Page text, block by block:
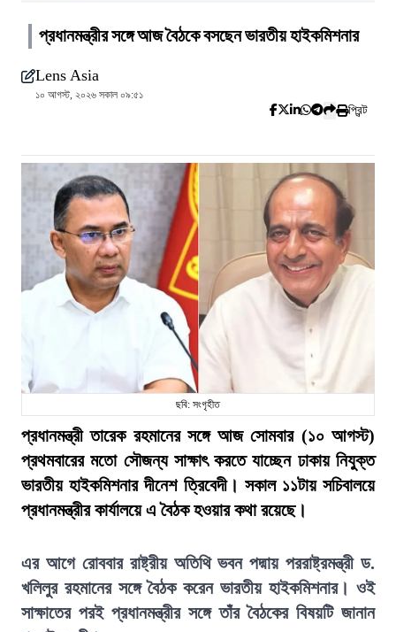
প্রধানমন্ত্রীর সঙ্গে আজ বৈঠকে বসছেন ভারতীয় হাইকমিশনার
Lens Asia
১০ আগস্ট, ২০২৬ সকাল ০৯:৫১
প্রিন্ট
ছবি: সংগৃহীত
প্রধানমন্ত্রী তারেক রহমানের সঙ্গে আজ সোমবার (১০ আগস্ট)
প্রথমবারের মতো সৌজন্য সাক্ষাৎ করতে যাচ্ছেন ঢাকায় নিযুক্ত
ভারতীয় হাইকমিশনার দীনেশ ত্রিবেদী। সকাল ১১টায় সচিবালয়ে
প্রধানমন্ত্রীর কার্যালয়ে এ বৈঠক হওয়ার কথা রয়েছে।
এর আগে রোববার রাষ্ট্রীয় অতিথি ভবন পদ্মায় পররাষ্ট্রমন্ত্রী ড.
খলিলুর রহমানের সঙ্গে বৈঠক করেন ভারতীয় হাইকমিশনার। ওই
সাক্ষাতের পরই প্রধানমন্ত্রীর সঙ্গে তাঁর বৈঠকের বিষয়টি জানান